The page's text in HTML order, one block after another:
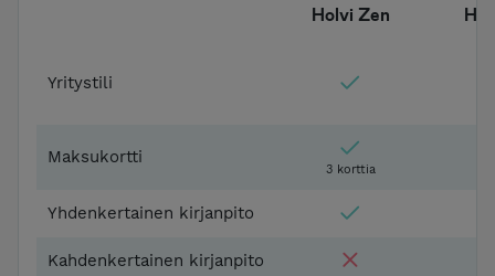
Holvi Zen
Yritystili
Maksukortti
3 korttia
Yhdenkertainen kirjanpito
Kahdenkertainen kirjanpito